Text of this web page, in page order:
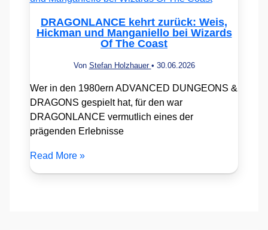
DRAGONLANCE kehrt zurück: Weis,
Hickman und Manganiello bei Wizards
Of The Coast
Von Stefan Holzhauer • 30.06.2026
Wer in den 1980ern ADVANCED DUNGEONS &
DRAGONS gespielt hat, für den war
DRAGONLANCE vermutlich eines der
prägenden Erlebnisse
Read More »